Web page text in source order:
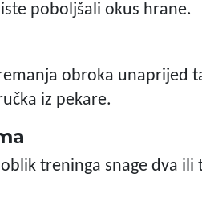
poboljšali okus hrane.
obroka unaprijed
iz pekare.
treninga snage dva ili